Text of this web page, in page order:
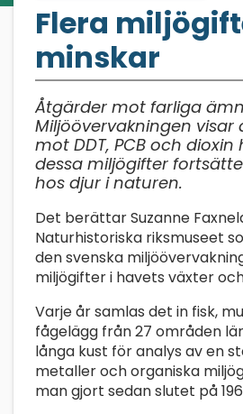
Flera
minskar
Åtgärder mot farliga
Miljöövervakningen
mot DDT, PCB och
dessa miljögifter
hos djur i naturen.
Det berättar Suzanne
Naturhistoriska riksmuseet
den svenska
miljögifter i havets växter
Varje år samlas det in fisk,
fågelägg från 27 områden
långa kust för analys av en
metaller och organiska
man gjort sedan slutet på